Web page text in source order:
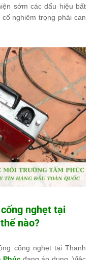
sớm các dấu hiệu bất
nghiêm trọng phải can
nghẹt tại
nào?
cống nghẹt tại Thanh